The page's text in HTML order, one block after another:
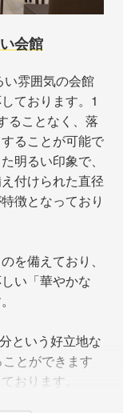
会館
雰囲気の会館
ております。1
ることなく、落
ることが可能で
明るい印象で、
付けられた直径
徴となっており
を備えており、
い「華やかな
という好立地な
とができます
おります。